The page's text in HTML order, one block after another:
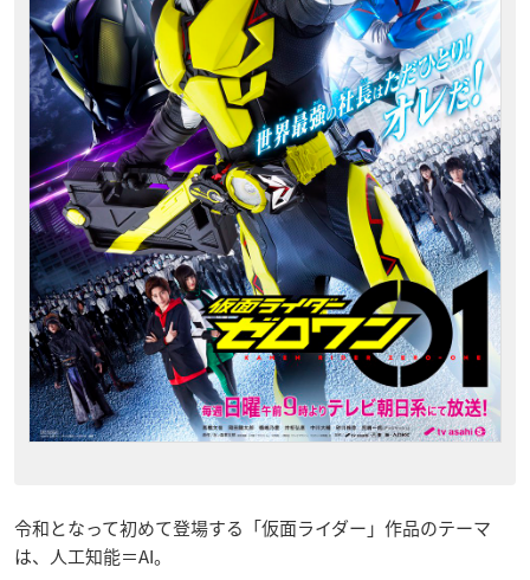
令和となって初めて登場する「仮面ライダー」作品のテーマ
は、人工知能＝AI。